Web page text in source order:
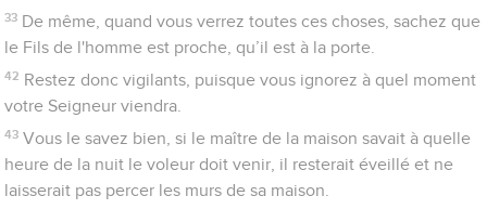
33 De même, quand vous verrez toutes ces choses, sachez que
le Fils de l'homme est proche, qu’il est à la porte.
42 Restez donc vigilants, puisque vous ignorez à quel moment
votre Seigneur viendra.
43 Vous le savez bien, si le maître de la maison savait à quelle
heure de la nuit le voleur doit venir, il resterait éveillé et ne
laisserait pas percer les murs de sa maison.